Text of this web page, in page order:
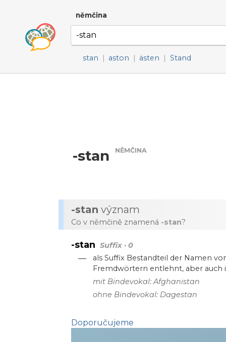
němčina
stan | aston | ästen | Stand
-stan NĚMČINA
-stan význam
Co v němčině znamená -stan?
-stan Suffix · 0
—
als Suffix Bestandteil der Namen
Fremdwörtern entlehnt, aber
mit Bindevokal: Afghanistan
ohne Bindevokal: Dagestan
Doporučujeme